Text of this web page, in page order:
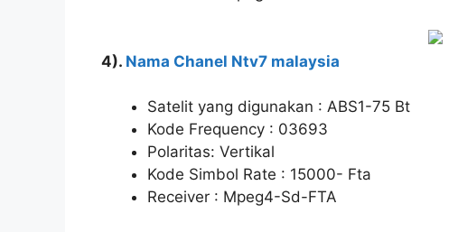
4). Nama Chanel Ntv7 malaysia
Satelit yang digunakan : ABS1-75 Bt
Kode Frequency : 03693
Polaritas: Vertikal
Kode Simbol Rate : 15000- Fta
Receiver : Mpeg4-Sd-FTA